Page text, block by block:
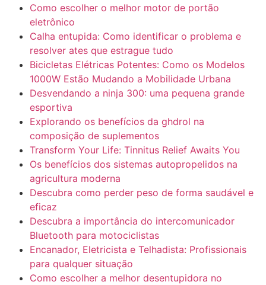
Como escolher o melhor motor de portão
eletrônico
Calha entupida: Como identificar o problema e
resolver ates que estrague tudo
Bicicletas Elétricas Potentes: Como os Modelos
1000W Estão Mudando a Mobilidade Urbana
Desvendando a ninja 300: uma pequena grande
esportiva
Explorando os benefícios da ghdrol na
composição de suplementos
Transform Your Life: Tinnitus Relief Awaits You
Os benefícios dos sistemas autopropelidos na
agricultura moderna
Descubra como perder peso de forma saudável e
eficaz
Descubra a importância do intercomunicador
Bluetooth para motociclistas
Encanador, Eletricista e Telhadista: Profissionais
para qualquer situação
Como escolher a melhor desentupidora no